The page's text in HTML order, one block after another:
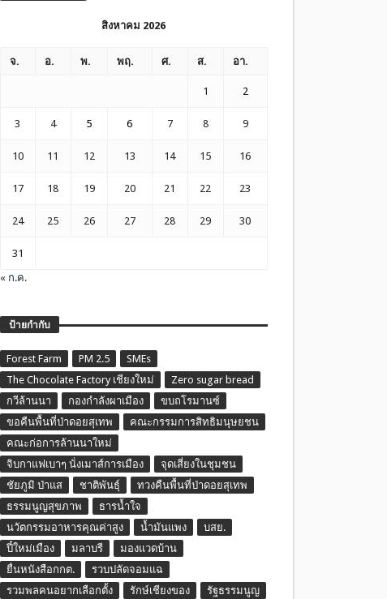
สิงหาคม 2026
จ. อ. พ. พฤ. ศ. ส. อา.
1 2
3 4 5 6 7 8 9
10 11 12 13 14 15 16
17 18 19 20 21 22 23
24 25 26 27 28 29 30
31
« ก.ค.
ป้ายกำกับ
Forest Farm PM 2.5
SMEs
The Chocolate Factory เชียงใหม่
Zero sugar bread
กวีล้านนา
กองกำลังผาเมือง
ขบถโรมานซ์
ขอคืนพื้นที่ป่าดอยสุเทพ
คณะกรรมการสิทธิมนุษยชน
คณะก่อการล้านนาใหม่
จิบกาแฟเบาๆ นั่งเมาส์การเมือง
จุดเสี่ยงในชุมชน
ชัยภูมิ ป่าแส
ชาติพันธุ์
ทวงคืนพื้นที่ป่าดอยสุเทพ
ธรรมนูญสุขภาพ
ธารน้ำใจ
นวัตกรรมอาหารคุณค่าสูง
น้ำมันแพง
บสย.
ปี๋ใหม่เมือง
มลาบรี
มองแวดบ้าน
ยื่นหนังสือกกต.
รวบปลัดจอมแฉ
รวมพลคนอยากเลือกตั้ง
รักษ์เชียงของ รัฐธรรมนูญ